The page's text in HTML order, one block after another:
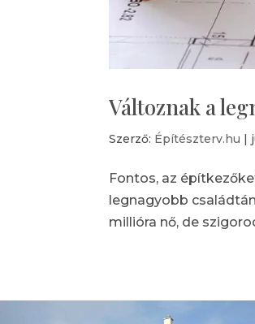
Változnak a
Szerző: Építészterv.hu
Fontos, az
legnagyobb
millióra nő, de